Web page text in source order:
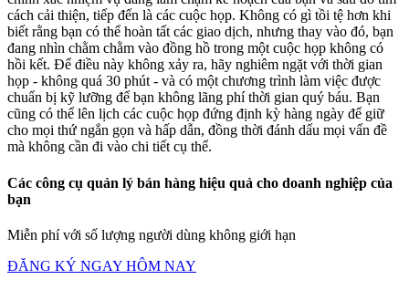
cách cải thiện, tiếp đến là các cuộc họp. Không có gì tồi tệ hơn khi
biết rằng bạn có thể hoàn tất các giao dịch, nhưng thay vào đó, bạn
đang nhìn chằm chằm vào đồng hồ trong một cuộc họp không có
hồi kết. Để điều này không xảy ra, hãy nghiêm ngặt với thời gian
họp - không quá 30 phút - và có một chương trình làm việc được
chuẩn bị kỹ lưỡng để bạn không lãng phí thời gian quý báu. Bạn
cũng có thể lên lịch các cuộc họp đứng định kỳ hàng ngày để giữ
cho mọi thứ ngắn gọn và hấp dẫn, đồng thời đánh dấu mọi vấn đề
mà không cần đi vào chi tiết cụ thể.
Các công cụ quản lý bán hàng hiệu quả cho doanh nghiệp của
bạn
Miễn phí với số lượng người dùng không giới hạn
ĐĂNG KÝ NGAY HÔM NAY